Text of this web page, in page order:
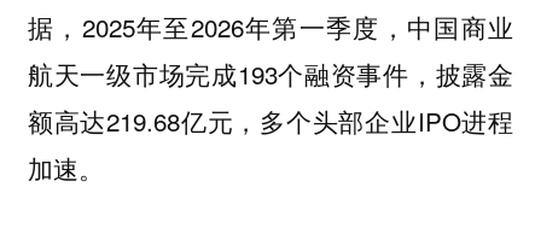
据，2025年至2026年第一季度，中国商业
航天一级市场完成193个融资事件，披露金
额高达219.68亿元，多个头部企业IPO进程
加速。